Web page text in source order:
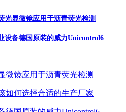
光显微镜应用于沥青荧光检测
设备德国原装的威力Unicontrol6
微镜应用于沥青荧光检测
如何选择合适的生产厂家